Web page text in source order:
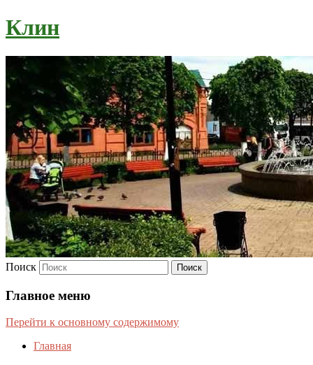
Клин
Поиск
Главное меню
Перейти к основному содержимому
Главная